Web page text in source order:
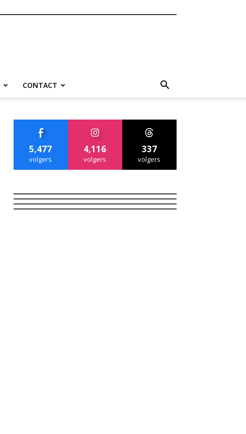
CONTACT
5,477
volgers
4,116
volgers
337
volgers